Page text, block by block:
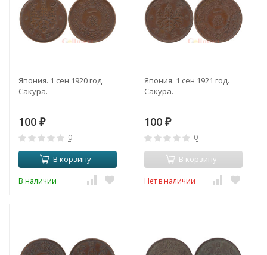
Япония. 1 сен 1920 год.
Сакура.
100 ₽
0
В корзину
В наличии
Япония. 1 сен 1921 год.
Сакура.
100 ₽
0
В корзину
Нет в наличии